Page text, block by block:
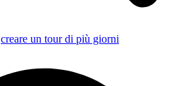
creare un tour di più giorni